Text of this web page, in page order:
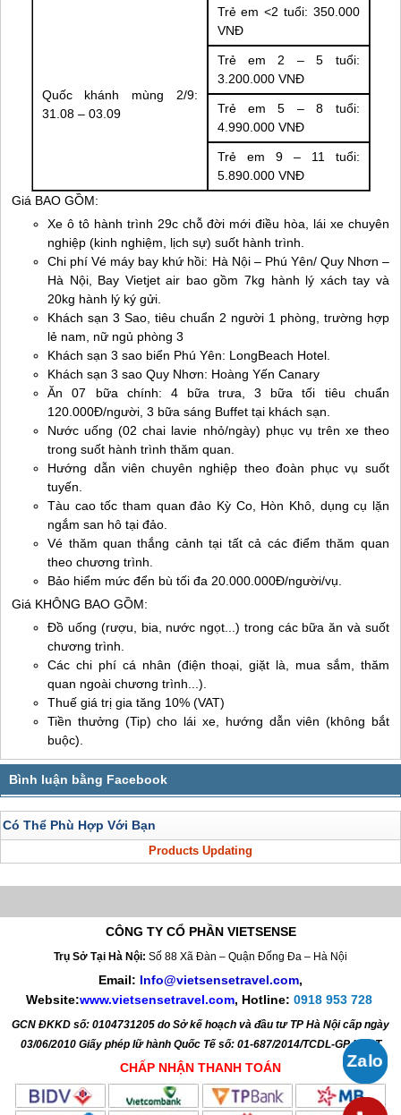
Quốc khánh mùng 2/9:
31.08 – 03.09
Trẻ em <2 tuổi: 350.000
VNĐ
Trẻ em 2 – 5 tuổi:
3.200.000 VNĐ
Trẻ em 5 – 8 tuổi:
4.990.000 VNĐ
Trẻ em 9 – 11 tuổi:
5.890.000 VNĐ
Giá BAO GỒM:
Xe ô tô hành trình 29c chỗ đời mới điều hòa, lái xe chuyên
nghiệp (kinh nghiệm, lịch sự) suốt hành trình.
Chi phí Vé máy bay khứ hồi: Hà Nội – Phú Yên/ Quy Nhơn –
Hà Nội, Bay Vietjet air bao gồm 7kg hành lý xách tay và
20kg hành lý ký gửi.
Khách sạn 3 Sao, tiêu chuẩn 2 người 1 phòng, trường hợp
lẻ nam, nữ ngủ phòng 3
Khách sạn 3 sao biển Phú Yên: LongBeach Hotel.
Khách sạn 3 saoQuy Nhơn: Hoàng Yến Canary
Ăn 07 bữa chính: 4 bữa trưa, 3 bữa tối tiêu chuẩn
120.000Đ/người, 3 bữa sáng Buffet tại khách sạn.
Nước uống (02 chai lavie nhỏ/ngày) phục vụ trên xe theo
trong suốt hành trình thăm quan.
Hướng dẫn viên chuyên nghiệp theo đoàn phục vụ suốt
tuyến.
Tàu cao tốc tham quan đảo Kỳ Co, Hòn Khô, dụng cụ lặn
ngắm san hô tại đảo.
Vé thăm quan thắng cảnh tại tất cả các điểm thăm quan
theo chương trình.
Bảo hiểm mức đển bù tối đa 20.000.000Đ/người/vụ.
Giá KHÔNG BAO GỒM:
Đồ uống (rượu, bia, nước ngọt...) trong các bữa ăn và suốt
chương trình.
Các chi phí cá nhân (điện thoại, giặt là, mua sắm, thăm
quan ngoài chương trình...).
Thuế giá trị gia tăng 10% (VAT)
Tiền thưởng (Tip) cho lái xe, hướng dẫn viên (không bắt
buộc).
Có Thể Phù Hợp Với Bạn
Products Updating
CÔNG TY CỔ PHẦN VIETSENSE
Trụ Sở Tại Hà Nội: Số 88 Xã Đàn – Quận Đống Đa – Hà Nội
Email: Info@vietsensetravel.com,
Website:www.vietsensetravel.com, Hotline: 0918 953 728
GCN ĐKKD số: 0104731205 do Sở kế hoạch và đầu tư TP Hà Nội cấp ngày
03/06/2010 Giấy phép lữ hành Quốc Tế số: 01-687/2014/TCDL-GP LHQT
CHẤP NHẬN THANH TOÁN